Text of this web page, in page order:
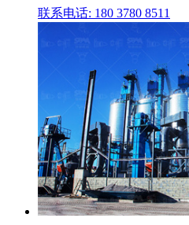
联系电话: 180 3780 8511